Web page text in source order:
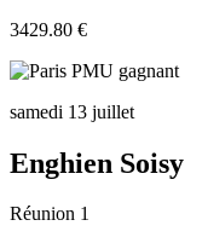
3429.80 €
samedi 13 juillet
Enghien Soisy
Réunion 1